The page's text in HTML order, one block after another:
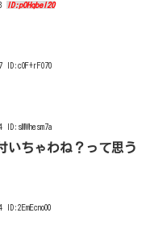
ID:pOHqbeI20
いちゃわね？って思う